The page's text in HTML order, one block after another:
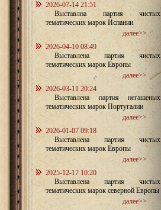
2026-07-14 21:51
Выставлна партия чистых
тематических марок Испании
далее>>
2026-04-10 08:49
Выставлена партия чистых
тематических марок Европы
далее>>
2026-03-11 20:24
Выставлена партия негашеных
тематических марок Португалии
далее>>
2026-01-07 09:18
Выставлена партия чистых
тематических марок Европы
далее>>
2025-12-17 10:20
Выставлена партия чистых
тематических марок северной Европы
далее>>